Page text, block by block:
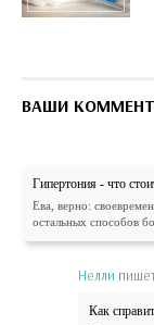
ВАШИ
Гипертония - что
Ева, верно:
остальных способов
Нелли
Как